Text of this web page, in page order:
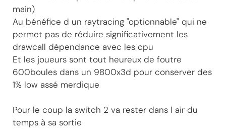
main)
Au bénéfice d un raytracing "optionnable" qui ne
permet pas de réduire significativement les
drawcall dépendance avec les cpu
Et les joueurs sont tout heureux de foutre
600boules dans un 9800x3d pour conserver des
1% low assé merdique
Pour le coup la switch 2 va rester dans l air du
temps à sa sortie